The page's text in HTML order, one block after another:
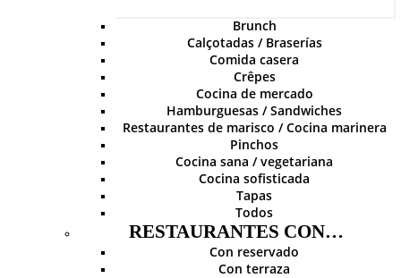
Brunch
Calçotadas / Braserías
Comida casera
Crêpes
Cocina de mercado
Hamburguesas / Sandwiches
Restaurantes de marisco / Cocina marinera
Pinchos
Cocina sana / vegetariana
Cocina sofisticada
Tapas
Todos
RESTAURANTES CON…
Con reservado
Con terraza